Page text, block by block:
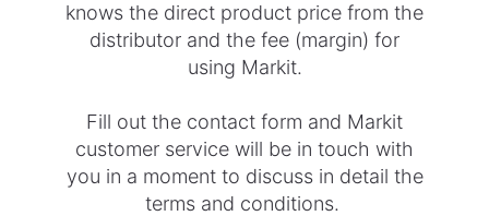
knows the direct product price from the
distributor and the fee (margin) for
using Markit.
Fill out the contact form and Markit
customer service will be in touch with
you in a moment to discuss in detail the
terms and conditions.